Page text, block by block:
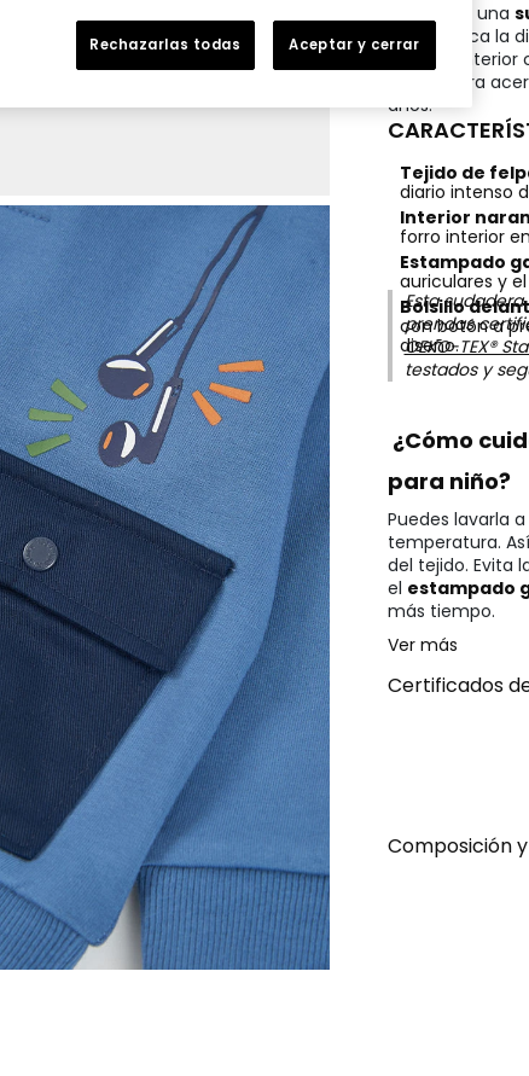
Elegir bien una
niño
marca la
felpa, el
claves para
años.
Tejido de
diario intenso
Interior
forro interior
Estampado
auriculares y
Bolsillo
con botón a
diseño.
Esta
prendas
OEKO-TEX®
testados y
¿Cómo
para niño?
Puedes lavarla
temperatura.
del tejido. Evita
el estampado
más tiempo.
Ver más
Certificados
Composición
Rechazarlas todas Aceptar y cerrar